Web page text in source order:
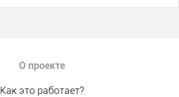
О проекте
Как это работает?